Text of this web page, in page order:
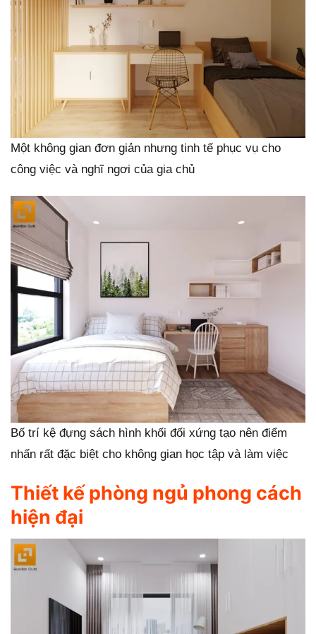
Một không gian đơn giản nhưng tinh tế phục vụ cho
công việc và nghĩ ngơi của gia chủ
Bố trí kệ đựng sách hình khối đối xứng tạo nên điểm
nhấn rất đặc biệt cho không gian học tập và làm việc
Thiết kế phòng ngủ phong cách
hiện đại